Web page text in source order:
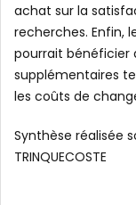
achat sur la
recherches. Enfin,
pourrait bénéficier
supplémentaires
les coûts de
Synthèse réalisée
TRINQUECOSTE